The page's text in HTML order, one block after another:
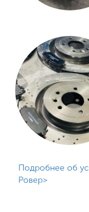
Подробнее об
Ровер